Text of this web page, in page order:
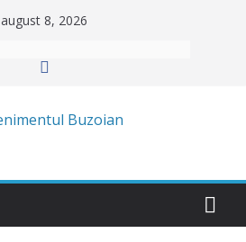
august 8, 2026